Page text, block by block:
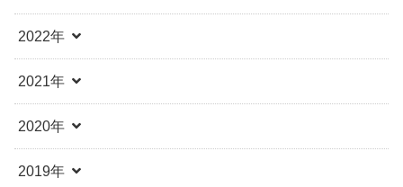
2022年
2021年
2020年
2019年